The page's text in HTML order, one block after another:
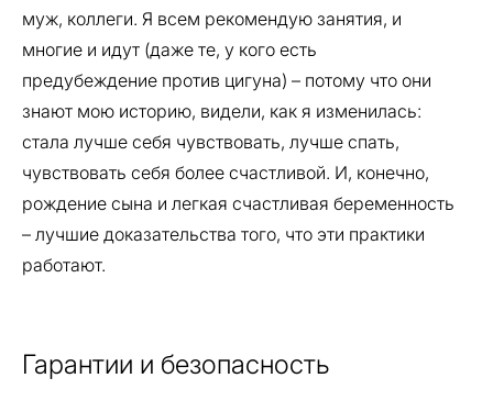
муж, коллеги. Я всем рекомендую занятия, и
многие и идут (даже те, у кого есть
предубеждение против цигуна) – потому что они
знают мою историю, видели, как я изменилась:
стала лучше себя чувствовать, лучше спать,
чувствовать себя более счастливой. И, конечно,
рождение сына и легкая счастливая беременность
– лучшие доказательства того, что эти практики
работают.
Гарантии и безопасность